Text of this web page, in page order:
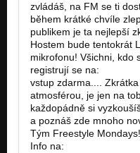
zvládáš, na FM se ti
během krátké chvíle
publikem je ta nejlepší
Hostem bude tentokrát
mikrofonu! Všichni, kdo
registrují se na:
vstup zdarma....
atmosférou, je jen na
každopádně si
a poznáš zde mnoho
Tým Freestyle Mondays!
Info na: